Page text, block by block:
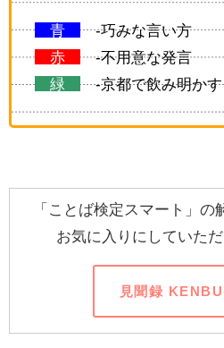
青
-巧みな言い方
赤
-不用意な発言
緑
-京都で飲み明かす
「ことば検定スマート」の
お気に入りにしていた
見聞録